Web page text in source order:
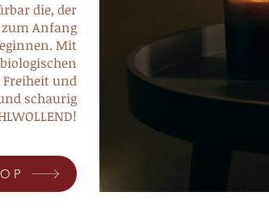
die, der
Anfang
Mit
Freiheit und
schaurig